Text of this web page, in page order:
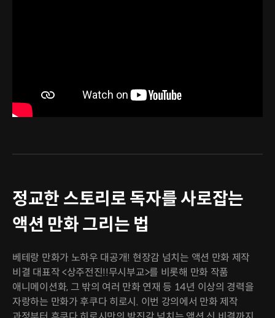
정교한 스토리로 독자를 사로잡는
액션 만화 그리는 법
베테랑 만화가 노하우 대공개! 현장감 넘치는 액션 만화 제작
비결 대표작 <상주전진!!무시부교>를 비롯해 만화 작품
애니메이션화, 그 밖의 여러 만화 연재 등 14년 이상의 경력을
자랑하는 만화가 후쿠다 히로시. 이번 강의에서 만화 제작